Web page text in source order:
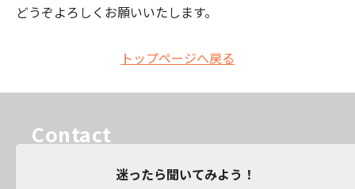
どうぞよろしくお願いいたします。
トップページへ戻る
Contact
迷ったら聞いてみよう！